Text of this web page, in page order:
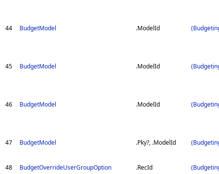
44 BudgetModel .ModelId
45 BudgetModel .ModelId
46 BudgetModel .ModelId
47 BudgetModel .Pky?, .ModelId
48 BudgetOverrideUserGroupOption .RecId